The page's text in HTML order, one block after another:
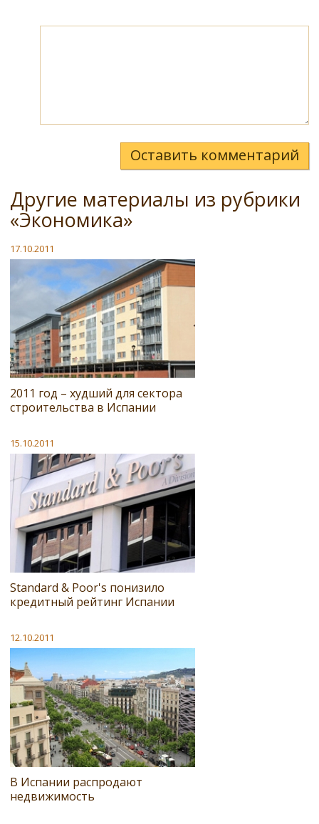
Оставить комментарий
Другие материалы из рубрики
«Экономика»
17.10.2011
2011 год – худший для сектора
строительства в Испании
15.10.2011
Standard & Poor's понизило
кредитный рейтинг Испании
12.10.2011
В Испании распродают
недвижимость